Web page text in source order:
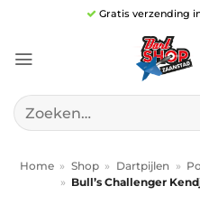
inhoud
Gratis verzending
Zoeken
naar:
Home » Shop » Dartpijlen »
» Bull’s Challenger